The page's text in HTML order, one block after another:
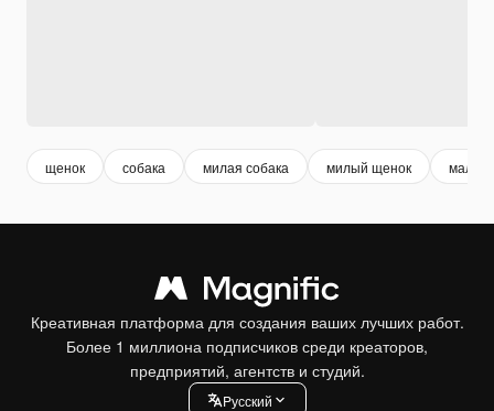
щенок собака милая собака милый щенок
Креативная платформа для создания ваших лучших работ.
Более 1 миллиона подписчиков среди креаторов,
предприятий, агентств и студий.
Pусский